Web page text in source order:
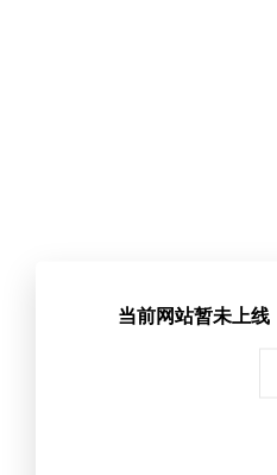
当前网站暂未上